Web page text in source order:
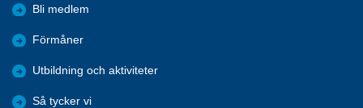
Bli medlem
Förmåner
Utbildning och aktiviteter
Så tycker vi